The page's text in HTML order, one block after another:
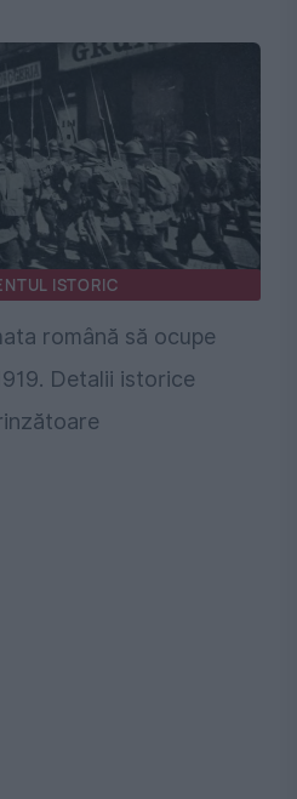
ISTORIC
română să ocupe
Detalii istorice